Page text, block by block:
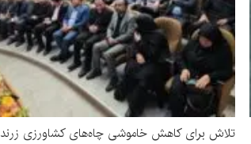
تلاش برای کاهش خاموشی چاه‌های کشاورزی زرند